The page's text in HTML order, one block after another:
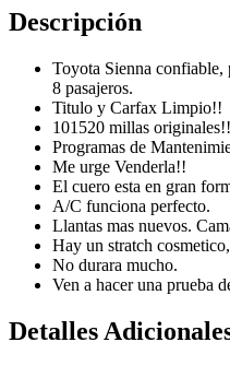
Descripción
Toyota Sienna confiable,
8 pasajeros.
Titulo y Carfax Limpio!!
101520 millas originales!!
Programas de
Me urge Venderla!!
El cuero esta en gran
A/C funciona perfecto.
Llantas mas nuevos.
Hay un stratch
No durara mucho.
Ven a hacer una prueba
Detalles